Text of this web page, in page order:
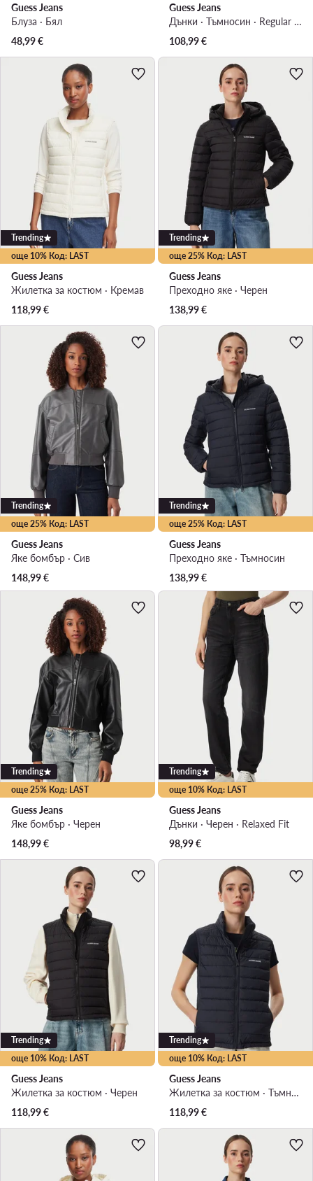
Guess Jeans
Блуза · Бял
48,99€
Guess Jeans
Дънки · Тъмносин · Regular Fit
108,99€
още 10% Код: LAST
Trending
Guess Jeans
Жилетка за костюм · Кремав
118,99€
още 25% Код: LAST
Trending
Guess Jeans
Преходно яке · Черен
138,99€
още 25% Код: LAST
Trending
Guess Jeans
Яке бомбър · Сив
148,99€
още 25% Код: LAST
Trending
Guess Jeans
Преходно яке · Тъмносин
138,99€
още 25% Код: LAST
Trending
Guess Jeans
Яке бомбър · Черен
148,99€
още 10% Код: LAST
Trending
Guess Jeans
Дънки · Черен · Relaxed Fit
98,99€
още 10% Код: LAST
Trending
Guess Jeans
Жилетка за костюм · Черен
118,99€
още 10% Код: LAST
Trending
Guess Jeans
Жилетка за костюм · Тъмносин
118,99€